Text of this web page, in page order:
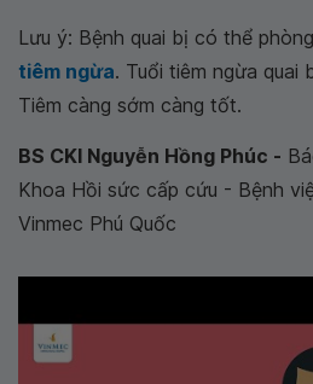
Lưu ý: Bệnh quai bị có thể
tiêm ngừa. Tuổi tiêm ngừa quai
Tiêm càng sớm càng tốt.
BS CKI Nguyễn Hồng Phúc -
Khoa Hồi sức cấp cứu - Bệnh
Vinmec Phú Quốc